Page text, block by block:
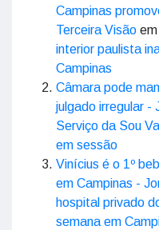
Campinas
Terceira Visão em
interior paulista
Campinas
Câmara pode
julgado irregular -
Serviço da Sou
em sessão
Vinícius é o 1º
em Campinas -
hospital privado
semana em